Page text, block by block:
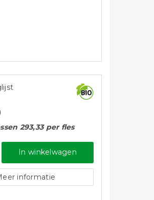
293,33 per fles
In winkelwagen
informatie